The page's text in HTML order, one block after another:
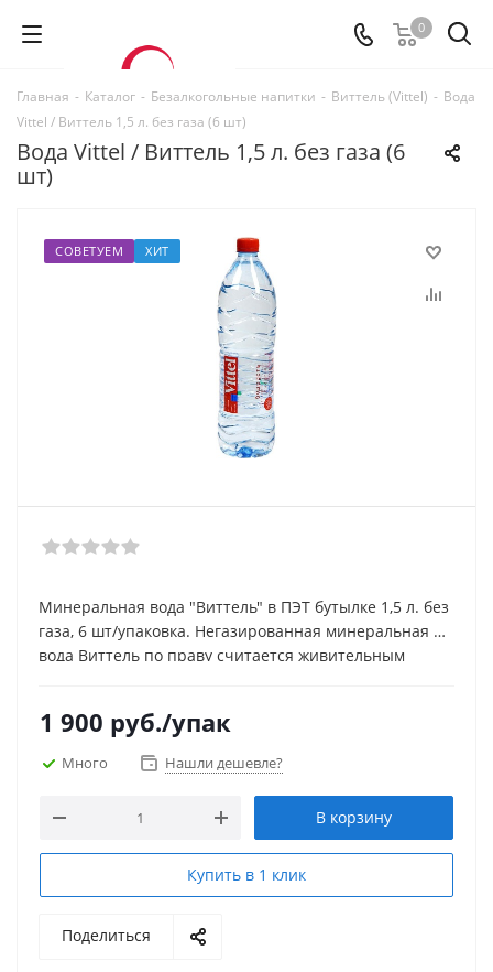
0
Главная - Каталог - Безалкогольные напитки - Виттель (Vittel) - Вода
Vittel / Виттель 1,5 л. без газа (6 шт)
Вода Vittel / Виттель 1,5 л. без газа (6
шт)
СОВЕТУЕМ ХИТ
Минеральная вода "Виттель" в ПЭТ бутылке 1,5 л. без
газа, 6 шт/упаковка. Негазированная минеральная
вода Виттель по праву считается живительным
наполняет человека жизненной энергией. Напиток
разрешается употреблять регулярно.
лечебным действием этого напитка приезжает
множество туристов. Данную минералку пьют в
более чем 100 странах мира и подают в дорогих
отелях и ресторанах. Она популярна среди
политиков и голливудских звезд. А удобство тары
отмечают люди, занимающиеся спортом.
1 900 руб./упак
Много Нашли дешевле?
В корзину
Купить в 1 клик
Поделиться